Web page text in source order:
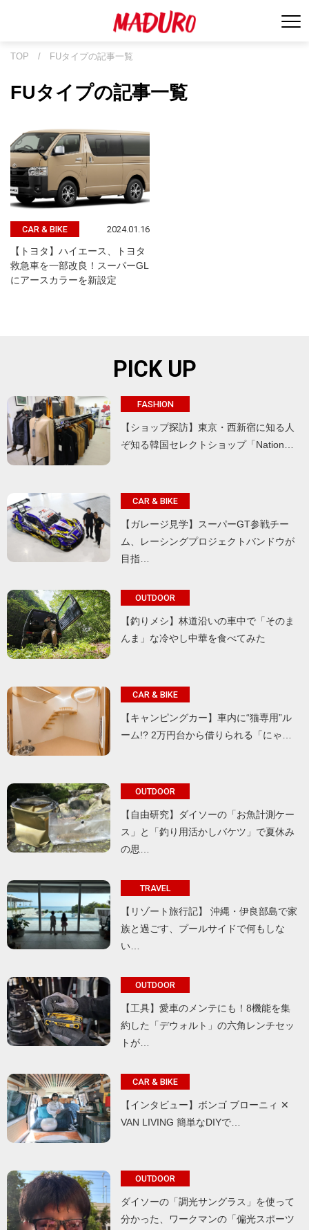
TOP / FUタイプの記事一覧
FUタイプの記事一覧
CAR & BIKE 2024.01.16
【トヨタ】ハイエース、トヨタ
救急車を一部改良！スーパーGL
にアースカラーを新設定
PICK UP
FASHION
【ショップ探訪】東京・西新宿に知る人
ぞ知る韓国セレクトショップ「Nation…
CAR & BIKE
【ガレージ見学】スーパーGT参戦チー
ム、レーシングプロジェクトバンドウが
目指…
OUTDOOR
【釣りメシ】林道沿いの車中で「そのま
んま」な冷やし中華を食べてみた
CAR & BIKE
【キャンピングカー】車内に“猫専用”ル
ーム!? 2万円台から借りられる「にゃ…
OUTDOOR
【自由研究】ダイソーの「お魚計測ケー
ス」と「釣り用活かしバケツ」で夏休み
の思…
TRAVEL
【リゾート旅行記】 沖縄・伊良部島で家
族と過ごす、プールサイドで何もしな
い…
OUTDOOR
【工具】愛車のメンテにも！8機能を集
約した「デウォルト」の六角レンチセッ
トが…
CAR & BIKE
【インタビュー】ボンゴ ブローニィ ✕
VAN LIVING 簡単なDIYで…
OUTDOOR
ダイソーの「調光サングラス」を使って
分かった、ワークマンの「偏光スポーツ